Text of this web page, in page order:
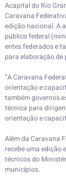
Acapital do Rio
Caravana
edição nacional. A
público federal
entes federados e
para elaboração
“A Caravana
orientação e
também governos
técnica para
orientação e
Além da Caravana
recebe uma edição
técnicos do
municípios.